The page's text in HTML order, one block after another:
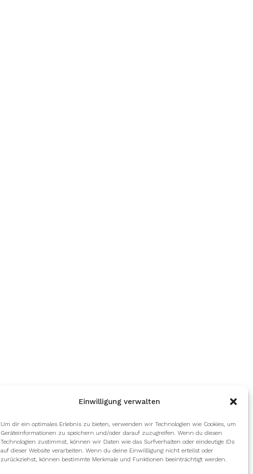
Einwilligung verwalten
Um dir ein optimales Erlebnis zu bieten, verwenden wir Technologien wie Cookies, um
Geräteinformationen zu speichern und/oder darauf zuzugreifen. Wenn du diesen
Technologien zustimmst, können wir Daten wie das Surfverhalten oder eindeutige IDs
auf dieser Website verarbeiten. Wenn du deine Einwillligung nicht erteilst oder
zurückziehst, können bestimmte Merkmale und Funktionen beeinträchtigt werden.